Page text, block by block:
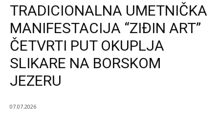
TRADICIONALNA UMETNIČKA
MANIFESTACIJA “ZIĐIN ART”
ČETVRTI PUT OKUPLJA
SLIKARE NA BORSKOM
JEZERU
07.07.2026